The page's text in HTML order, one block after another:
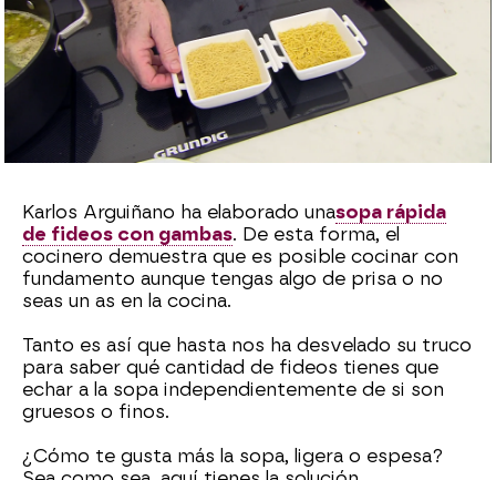
Cristina García Chacón
Publicado: 22 de mayo de 2023, 14:03
WhatsappFacebook
X Flipboard
Karlos Arguiñano ha elaborado unasopa rápida
de fideos con gambas. De esta forma, el
cocinero demuestra que es posible cocinar con
fundamento aunque tengas algo de prisa o no
seas un as en la cocina.
Tanto es así que hasta nos ha desvelado su truco
para saber qué cantidad de fideos tienes que
echar a la sopa independientemente de si son
gruesos o finos.
¿Cómo te gusta más la sopa, ligera o espesa?